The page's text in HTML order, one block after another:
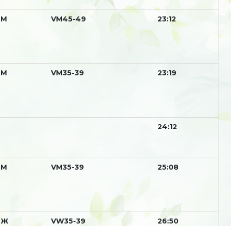
М VM45-49 23:12
М VM35-39 23:19
24:12
М VM35-39 25:08
Ж VW35-39 26:50